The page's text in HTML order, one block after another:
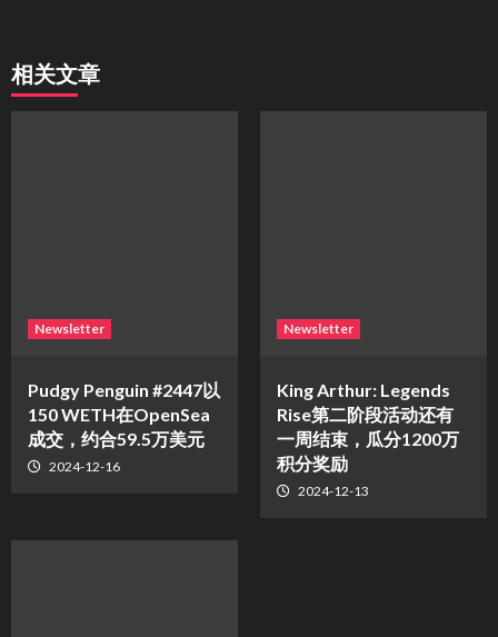
相关文章
Newsletter
Pudgy Penguin #2447以
150 WETH在OpenSea
成交，约合59.5万美元
2024-12-16
Newsletter
King Arthur: Legends
Rise第二阶段活动还有
一周结束，瓜分1200万
积分奖励
2024-12-13